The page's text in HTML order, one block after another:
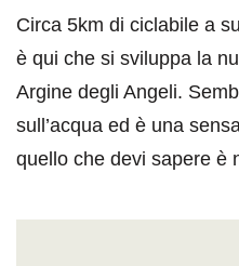
Circa 5km di ciclabile a
è qui che si sviluppa la
Argine degli Angeli.
sull’acqua ed è una
quello che devi sapere è